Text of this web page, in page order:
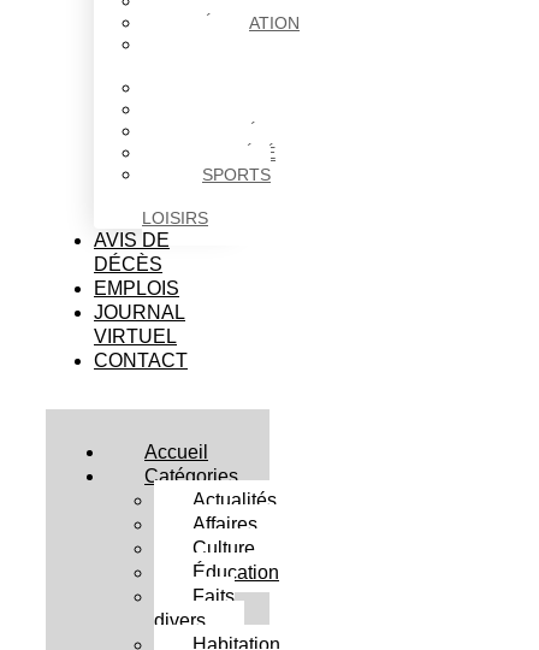
ÉDUCATION
SOCIÉTÉ
SPORTS
LOISIRS
AVIS DE
DÉCÈS
EMPLOIS
JOURNAL
VIRTUEL
CONTACT
Accueil
Catégories
Actualités
Affaires
Culture
Éducation
Faits
divers
Habitation